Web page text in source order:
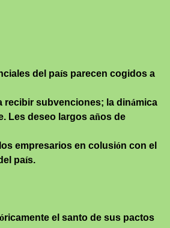
del país parecen cogidos a
recibir subvenciones; la dinámica
Les deseo largos años de
empresarios en colusión con el
país.
óricamente el santo de sus pactos